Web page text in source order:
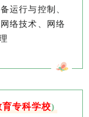
运行与控制、
络技术、网络
专科学校)